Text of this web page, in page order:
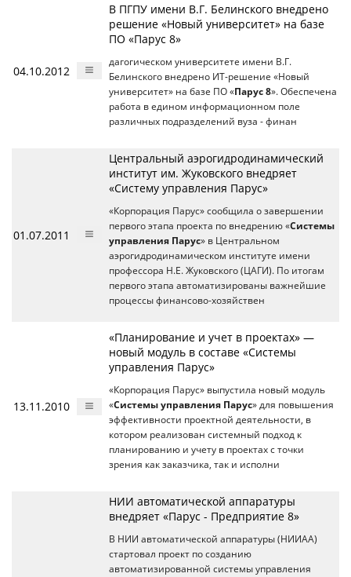
04.10.2012
В ПГПУ имени В.Г. Белинского внедрено
решение «Новый университет» на базе
ПО «Парус 8»
дагогическом университете имени В.Г.
Белинского внедрено ИТ-решение «Новый
университет» на базе ПО «Парус 8». Обеспечена
работа в едином информационном поле
различных подразделений вуза - финан
01.07.2011
Центральный аэрогидродинамический
институт им. Жуковского внедряет
«Систему управления Парус»
«Корпорация Парус» сообщила о завершении
первого этапа проекта по внедрению «Системы
управления Парус» в Центральном
аэрогидродинамическом институте имени
профессора Н.Е. Жуковского (ЦАГИ). По итогам
первого этапа автоматизированы важнейшие
процессы финансово-хозяйствен
13.11.2010
«Планирование и учет в проектах» —
новый модуль в составе «Системы
управления Парус»
«Корпорация Парус» выпустила новый модуль
«Системы управления Парус» для повышения
эффективности проектной деятельности, в
котором реализован системный подход к
планированию и учету в проектах с точки
зрения как заказчика, так и исполни
НИИ автоматической аппаратуры
внедряет «Парус - Предприятие 8»
В НИИ автоматической аппаратуры (НИИАА)
стартовал проект по созданию
автоматизированной системы управления